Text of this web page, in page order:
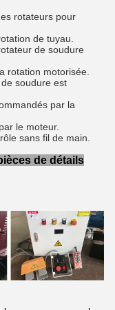
rotateurs pour
de tuyau.
de soudure
rotation motorisée.
soudure est
par la
le moteur.
sans fil de main.
de détails